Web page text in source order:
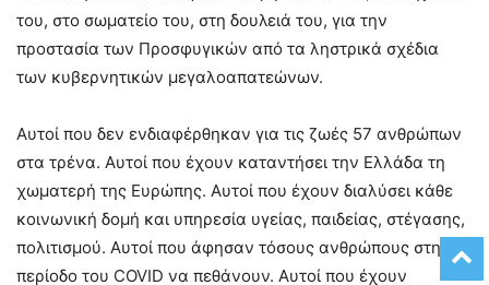
του, στο σωματείο του, στη δουλειά του, για την
προστασία των Προσφυγικών από τα ληστρικά σχέδια
των κυβερνητικών μεγαλοαπατεώνων.
Αυτοί που δεν ενδιαφέρθηκαν για τις ζωές 57 ανθρώπων
στα τρένα. Αυτοί που έχουν καταντήσει την Ελλάδα τη
χωματερή της Ευρώπης. Αυτοί που έχουν διαλύσει κάθε
κοινωνική δομή και υπηρεσία υγείας, παιδείας, στέγασης,
πολιτισμού. Αυτοί που άφησαν τόσους ανθρώπους στην
περίοδο του COVID να πεθάνουν. Αυτοί που έχουν